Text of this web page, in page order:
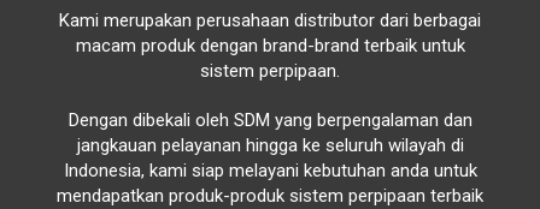
Kami merupakan perusahaan distributor dari berbagai
macam produk dengan brand-brand terbaik untuk
sistem perpipaan.
Dengan dibekali oleh SDM yang berpengalaman dan
jangkauan pelayanan hingga ke seluruh wilayah di
Indonesia, kami siap melayani kebutuhan anda untuk
mendapatkan produk-produk sistem perpipaan terbaik